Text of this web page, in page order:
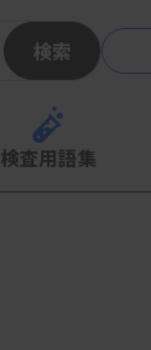
検索
検査用語集